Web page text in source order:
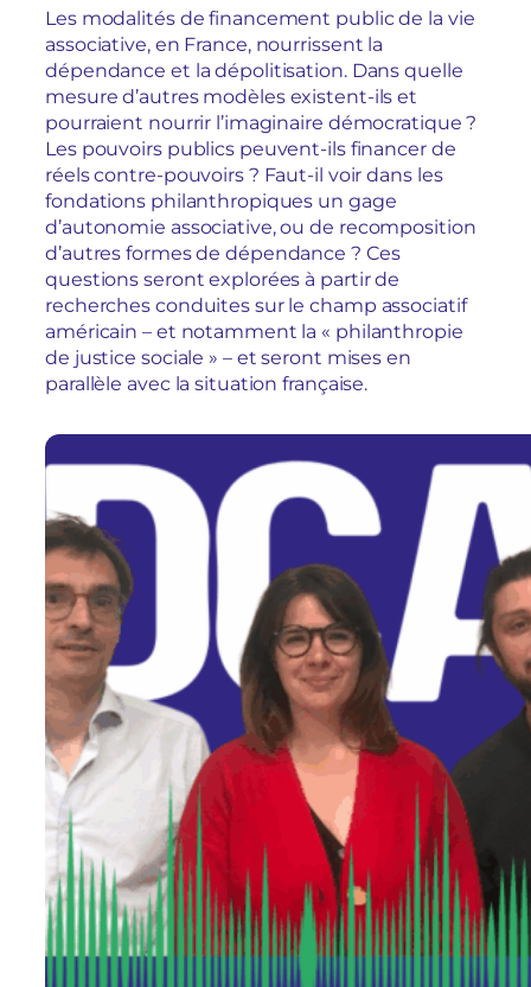
Les modalités de financement public de la vie
associative, en France, nourrissent la
dépendance et la dépolitisation. Dans quelle
mesure d’autres modèles existent-ils et
pourraient nourrir l’imaginaire démocratique ?
Les pouvoirs publics peuvent-ils financer de
réels contre-pouvoirs ? Faut-il voir dans les
fondations philanthropiques un gage
d’autonomie associative, ou de recomposition
d’autres formes de dépendance ? Ces
questions seront explorées à partir de
recherches conduites sur le champ associatif
américain – et notamment la « philanthropie
de justice sociale » – et seront mises en
parallèle avec la situation française.